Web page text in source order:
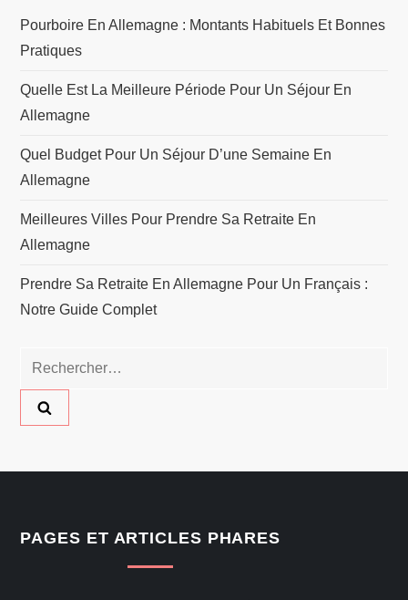
Pourboire En Allemagne : Montants Habituels Et Bonnes
Pratiques
Quelle Est La Meilleure Période Pour Un Séjour En
Allemagne
Quel Budget Pour Un Séjour D’une Semaine En
Allemagne
Meilleures Villes Pour Prendre Sa Retraite En
Allemagne
Prendre Sa Retraite En Allemagne Pour Un Français :
Notre Guide Complet
Rechercher :
PAGES ET ARTICLES PHARES